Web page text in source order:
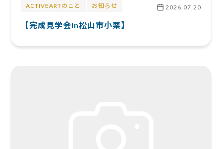
ACTIVEARTのこと お知らせ 2026.07.20
【完成見学会in松山市小栗】